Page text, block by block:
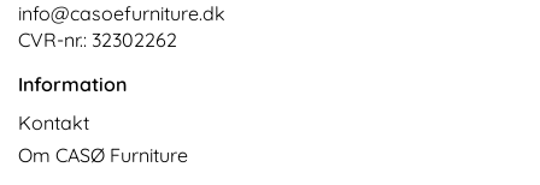
info@casoefurniture.dk
CVR-nr.: 32302262
Information
Kontakt
Om CASØ Furniture